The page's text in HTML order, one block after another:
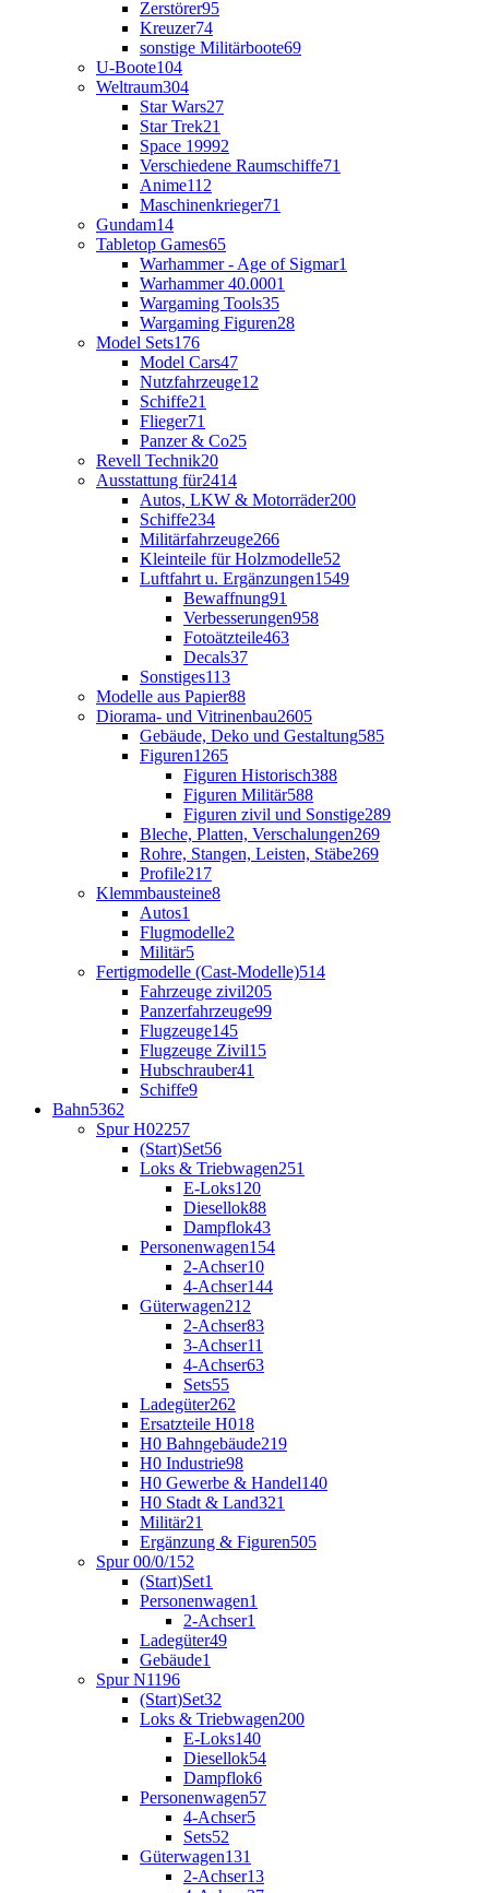
Zerstörer95
Kreuzer74
sonstige Militärboote69
U-Boote104
Weltraum304
Star Wars27
Star Trek21
Space 19992
Verschiedene Raumschiffe71
Anime112
Maschinenkrieger71
Gundam14
Tabletop Games65
Warhammer - Age of Sigmar1
Warhammer 40.0001
Wargaming Tools35
Wargaming Figuren28
Model Sets176
Model Cars47
Nutzfahrzeuge12
Schiffe21
Flieger71
Panzer & Co25
Revell Technik20
Ausstattung für2414
Autos, LKW & Motorräder200
Schiffe234
Militärfahrzeuge266
Kleinteile für Holzmodelle52
Luftfahrt u. Ergänzungen1549
Bewaffnung91
Verbesserungen958
Fotoätzteile463
Decals37
Sonstiges113
Modelle aus Papier88
Diorama- und Vitrinenbau2605
Gebäude, Deko und Gestaltung585
Figuren1265
Figuren Historisch388
Figuren Militär588
Figuren zivil und Sonstige289
Bleche, Platten, Verschalungen269
Rohre, Stangen, Leisten, Stäbe269
Profile217
Klemmbausteine8
Autos1
Flugmodelle2
Militär5
Fertigmodelle (Cast-Modelle)514
Fahrzeuge zivil205
Panzerfahrzeuge99
Flugzeuge145
Flugzeuge Zivil15
Hubschrauber41
Schiffe9
Bahn5362
Spur H02257
(Start)Set56
Loks & Triebwagen251
E-Loks120
Diesellok88
Dampflok43
Personenwagen154
2-Achser10
4-Achser144
Güterwagen212
2-Achser83
3-Achser11
4-Achser63
Sets55
Ladegüter262
Ersatzteile H018
H0 Bahngebäude219
H0 Industrie98
H0 Gewerbe & Handel140
H0 Stadt & Land321
Militär21
Ergänzung & Figuren505
Spur 00/0/1 52
(Start)Set1
Personenwagen1
2-Achser1
Ladegüter49
Gebäude1
Spur N1196
(Start)Set32
Loks & Triebwagen200
E-Loks140
Diesellok54
Dampflok6
Personenwagen57
4-Achser5
Sets52
Güterwagen131
2-Achser13